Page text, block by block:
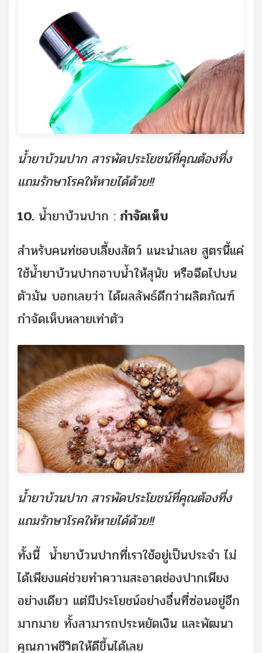
น้ำยาบ้วนปาก สารพัดประโยชน์ที่คุณต้องทึ่ง
แถมรักษาโรคให้หายได้ด้วย!!
10. น้ำยาบ้วนปาก : กำจัดเห็บ
สำหรับคนท่ชอบเลี้ยงสัตว์ แนะนำเลย สูตรนี้แค่
ใช้น้ำยาบ้วนปากอาบน้ำให้สุนัข หรือฉีดไปบน
ตัวมัน บอกเลยว่า ได้ผลลัพธ์ดีกว่าผลิตภัณฑ์
กำจัดเห็บหลายเท่าตัว
น้ำยาบ้วนปาก สารพัดประโยชน์ที่คุณต้องทึ่ง
แถมรักษาโรคให้หายได้ด้วย!!
ทั้งนี้ น้ำยาบ้วนปากที่เราใช้อยู่เป็นประจำ ไม่
ได้เพียงแค่ช่วยทำความสะอาดช่องปากเพียง
อย่างเดียว แต่มีประโยชน์อย่างอื่นที่ซ่อนอยู่อีก
มากมาย ทั้งสามารถประหยัดเงิน และพัฒนา
คุณภาพชีวิตให้ดีขึ้นได้เลย